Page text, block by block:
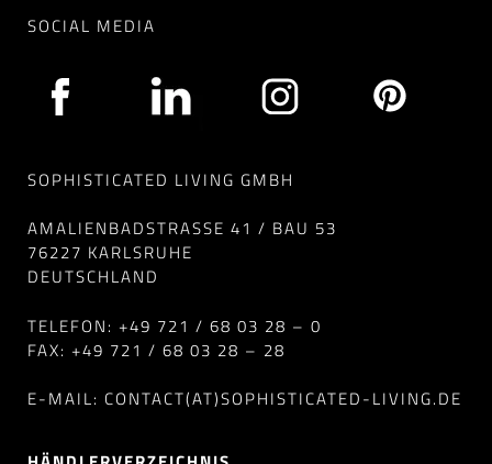
SOCIAL MEDIA
SOPHISTICATED LIVING GMBH
AMALIENBADSTRASSE 41 / BAU 53
76227 KARLSRUHE
DEUTSCHLAND
TELEFON: +49 721 / 68 03 28 – 0
FAX: +49 721 / 68 03 28 – 28
E-MAIL: CONTACT(AT)SOPHISTICATED-LIVING.DE